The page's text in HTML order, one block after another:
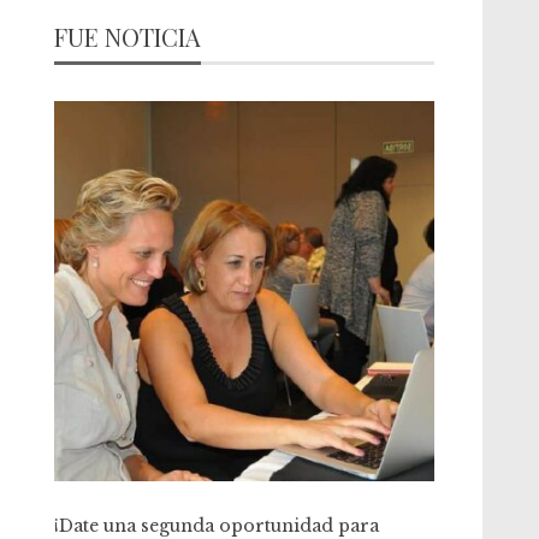
FUE NOTICIA
¡Date una segunda oportunidad para